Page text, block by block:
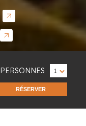
PERSONNES
RÉSERVER